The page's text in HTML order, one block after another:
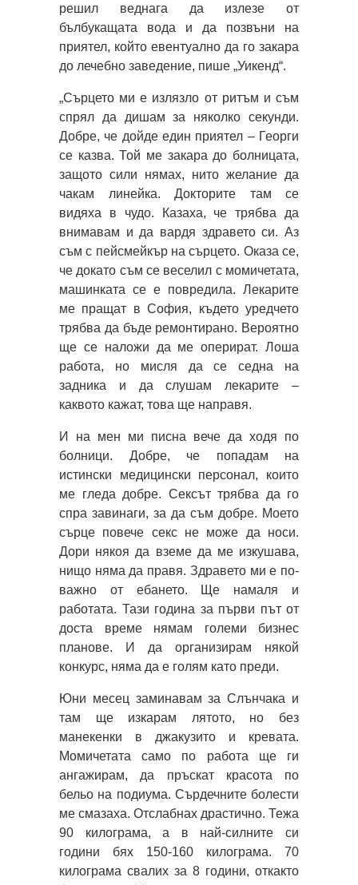
решил веднага да излезе от
бълбукащата вода и да позвъни на
приятел, който евентуално да го закара
до лечебно заведение, пише „Уикенд“.
„Сърцето ми е излязло от ритъм и съм
спрял да дишам за няколко секунди.
Добре, че дойде един приятел – Георги
се казва. Той ме закара до болницата,
защото сили нямах, нито желание да
чакам линейка. Докторите там се
видяха в чудо. Казаха, че трябва да
внимавам и да вардя здравето си. Аз
съм с пейсмейкър на сърцето. Оказа се,
че докато съм се веселил с момичетата,
машинката се е повредила. Лекарите
ме пращат в София, където уредчето
трябва да бъде ремонтирано. Вероятно
ще се наложи да ме оперират. Лоша
работа, но мисля да се седна на
задника и да слушам лекарите –
каквото кажат, това ще направя.
И на мен ми писна вече да ходя по
болници. Добре, че попадам на
истински медицински персонал, които
ме гледа добре. Сексът трябва да го
спра завинаги, за да съм добре. Моето
сърце повече секс не може да носи.
Дори някоя да вземе да ме изкушава,
нищо няма да правя. Здравето ми е по-
важно от ебането. Ще намаля и
работата. Тази година за първи път от
доста време нямам големи бизнес
планове. И да организирам някой
конкурс, няма да е голям като преди.
Юни месец заминавам за Слънчака и
там ще изкарам лятото, но без
манекенки в джакузито и кревата.
Момичетата само по работа ще ги
ангажирам, да пръскат красота по
бельо на подиума. Сърдечните болести
ме смазаха. Отслабнах драстично. Тежа
90 килограма, а в най-силните си
години бях 150-160 килограма. 70
килограма свалих за 8 години, откакто